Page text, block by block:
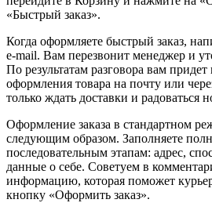
«Быстрый заказ».
Когда оформляете быстрый заказ,
e-mail. Вам перезвонит менеджер и
По результатам разговора вам
оформления товара на почту или
только ждать доставки и радоваться
Оформление заказа в стандартном
следующим образом. Заполняете
последовательным этапам: адрес,
данные о себе. Советуем в
информацию, которая поможет
кнопку «Оформить заказ».